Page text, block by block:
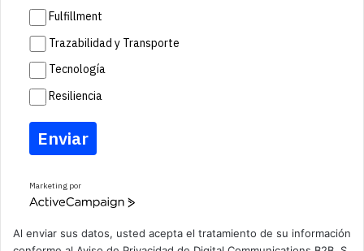
Fulfillment
Trazabilidad y Transporte
Tecnología
Resiliencia
Enviar
Marketing por
A
Al enviar sus datos, usted acepta el tratamiento de su información